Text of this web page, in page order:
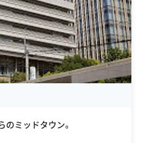
ミッドタウン。